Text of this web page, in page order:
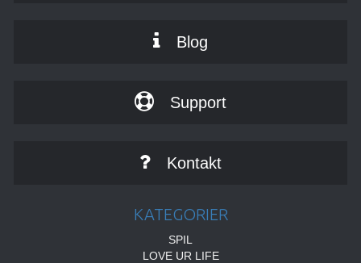
Blog
Support
Kontakt
KATEGORIER
SPIL
LOVE UR LIFE